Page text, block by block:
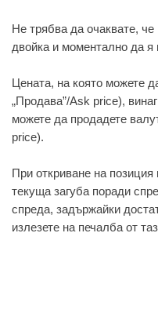
Не трябва да очаквате,
двойка и моментално да я
Цената, на която можете
„Продава”/Ask price),
можете да продадете
price).
При откриване на позиция
текуща загуба поради
спреда, задържайки
излезете на печалба от